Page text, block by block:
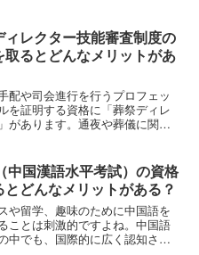
格取得までの流れ、学習内容、
どについて解説します。
ィレクター技能審査制度の
取るとどんなメリットがあ
配や司会進行を行うプロフェッ
を証明する資格に「葬祭ディレ
があります。通夜や葬儀に関す
なるためにはどんな能力が必要
ょう。資格の概要や受験要件な
しますので参考にしてくださ
中国漢語水平考試）の資格
とどんなメリットがある？
や留学、趣味のために中国語を
ことは刺激的ですよね。中国語
中でも、国際的に広く認知され